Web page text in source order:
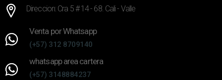
Direccion: Cra 5 # 14 - 68. Cali - Valle
Venta por Whatsapp
(+57) 312 8709140
whatsapp area cartera
(+57) 3148884237